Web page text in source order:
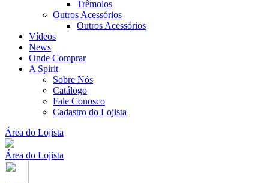
Trêmolos
Outros Acessórios
Outros Acessórios
Vídeos
News
Onde Comprar
A Spirit
Sobre Nós
Catálogo
Fale Conosco
Cadastro do Lojista
Área do Lojista
Área do Lojista